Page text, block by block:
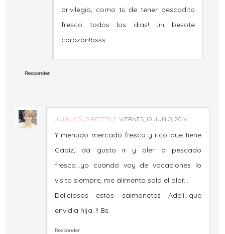
privilegio, como tú de tener pescadito
fresco todos los dias! un besote
corazón!bsss
Responder
JULIA Y SUS RECETAS VIERNES, 10 JUNIO, 2016
Y menudo mercado fresco y rico que tiene
Cádiz, da gusto ir y oler a pescado
fresco...yo cuando voy de vacaciones lo
visito siempre, me alimenta solo el olor...
Deliciosos estos salmonetes Adeli...que
envidia hija..!! Bs.
Responder